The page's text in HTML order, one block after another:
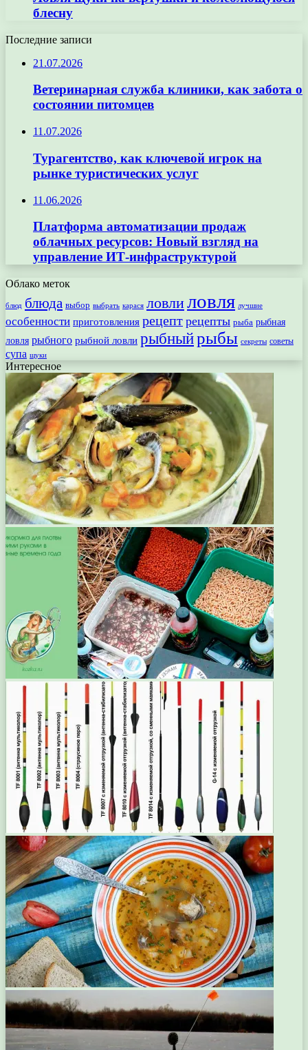
блесну
Последние записи
21.07.2026
Ветеринарная служба клиники, как забота о
состоянии питомцев
11.07.2026
Турагентство, как ключевой игрок на
рынке туристических услуг
11.06.2026
Платформа автоматизации продаж
облачных ресурсов: Новый взгляд на
управление ИТ-инфраструктурой
Облако меток
блюд блюда выбор выбрать карася ловлиловля лучшие
особенности приготовления рецепт рецепты рыба рыбная
ловля рыбного рыбной ловли рыбныйрыбы секреты советы
супа щуки
Интересное